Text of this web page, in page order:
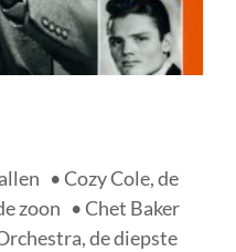
• Cozy Cole, de
zoon • Chet Baker
de diepste